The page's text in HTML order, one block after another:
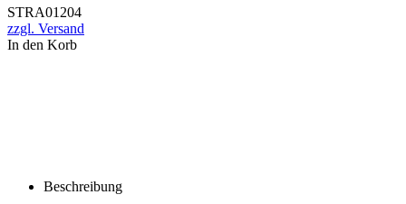
STRA01204
zzgl. Versand
In den Korb
Beschreibung